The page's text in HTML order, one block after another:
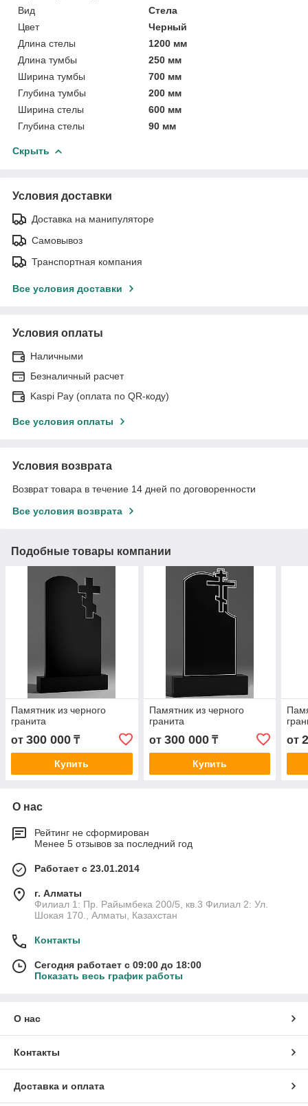
Вид
Стела
Цвет
Черный
Длина стелы
1200 мм
Длина тумбы
250 мм
Ширина тумбы
700 мм
Глубина тумбы
200 мм
Ширина стелы
600 мм
Глубина стелы
90 мм
Скрыть
Условия доставки
Доставка на манипуляторе
Самовывоз
Транспортная компания
Все условия доставки
Условия оплаты
Наличными
Безналичный расчет
Kaspi Pay (оплата по QR-коду)
Все условия оплаты
Условия возврата
Возврат товара в течение 14 дней по договоренности
Все условия возврата
Подобные товары компании
Памятник из черного
гранита
от 300 000 ₸
Купить
Памятник из черного
гранита
от 300 000₸
Купить
от
О нас
Рейтинг не сформирован
Менее 5 отзывов за последний год
Работает с 23.01.2014
г. Алматы
Филиал 1: Пр. Райымбека 200/5, кв.3 Филиал 2: Ул.
Шокая 170., Алматы, Казахстан
Контакты
Сегодня работает с 09:00 до 18:00
Показать весь график работы
О нас
Контакты
Доставка и оплата